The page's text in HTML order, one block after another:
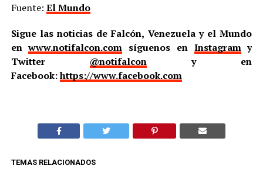
Fuente: El Mundo
Sigue las noticias de Falcón, Venezuela y el Mundo
enwww.notifalcon.com síguenos en Instagramy
Twitter @notifalcony en
Facebook:https://www.facebook.com
TEMAS RELACIONADOS